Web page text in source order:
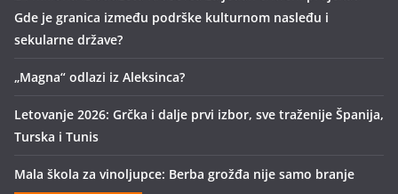
Gde je granica između podrške kulturnom nasleđu i
sekularne države?
„Magna“ odlazi iz Aleksinca?
Letovanje 2026: Grčka i dalje prvi izbor, sve traženije Španija,
Turska i Tunis
Mala škola za vinoljupce: Berba grožđa nije samo branje